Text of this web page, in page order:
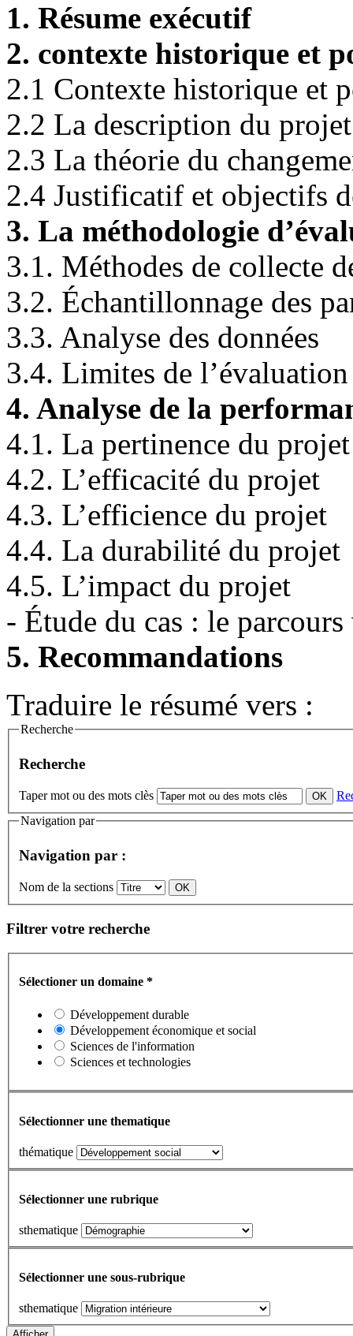
1. Résume exécutif
2. contexte historique et
2.1 Contexte historique et
2.2 La description du projet
2.3 La théorie du
2.4 Justificatif et objectifs
3. La méthodologie
3.1. Méthodes de collecte
3.2. Échantillonnage des
3.3. Analyse des données
3.4. Limites de l’évaluation
4. Analyse de la
4.1. La pertinence du projet
4.2. L’efficacité du projet
4.3. L’efficience du projet
4.4. La durabilité du projet
4.5. L’impact du projet
- Étude du cas : le parcours
5. Recommandations
Traduire le résumé vers :
Recherche
Recherche
Taper mot ou des mots clès
Navigation par
Navigation par :
Nom de la sections
Filtrer votre recherche
Sélectioner un domaine *
Développement durable
Développement économique et social
Sciences de l'information
Sciences et technologies
Sélectionner une thematique
thématique
Sélectionner une rubrique
sthematique
Sélectionner une sous-rubrique
sthematique